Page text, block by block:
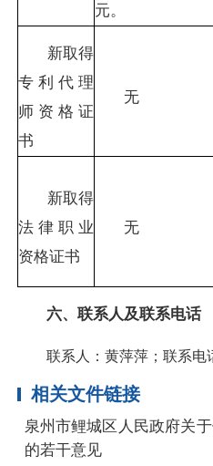
元。
新取得
专利代理
师资格证
书
无
新取得
法律职业
资格证书
无
六、联系人及联系电话
联系人：黄萍萍；联系电话
相关文件链接
泉州市鲤城区人民政府关
的若干意见